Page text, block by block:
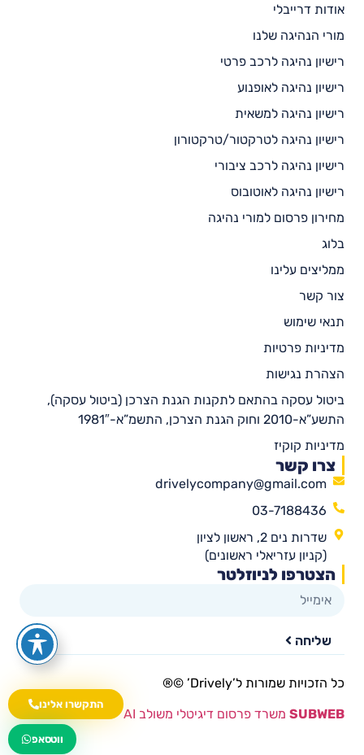
התקשרו אלינו
wa.me/535216644
ווטסאפ
אודות דרייבלי
מורי הנהיגה שלנו
רישיון נהיגה לרכב פרטי
רישיון נהיגה לאופנוע
רישיון נהיגה למשאית
רישיון נהיגה לטרקטור/טרקטורון
רישיון נהיגה לרכב ציבורי
רישיון נהיגה לאוטובוס
מחירון פרסום למורי נהיגה
בלוג
ממליצים עלינו
צור קשר
תנאי שימוש
מדיניות פרטיות
הצהרת נגישות
ביטול עסקה בהתאם לתקנות הגנת הצרכן (ביטול עסקה),
התשע”א-2010 וחוק הגנת הצרכן, התשמ”א-1981″
מדיניות קוקיז
צרו קשר
drivelycompany@gmail.com
03-7188436
שדרות נים 2, ראשון לציון
(קניון עזריאלי ראשונים)
הצטרפו לניוזלטר
שליחה
כל הזכויות שמורות ל’Drively’ ©®​
SUBWEB משרד פרסום דיגיטלי משולב AI